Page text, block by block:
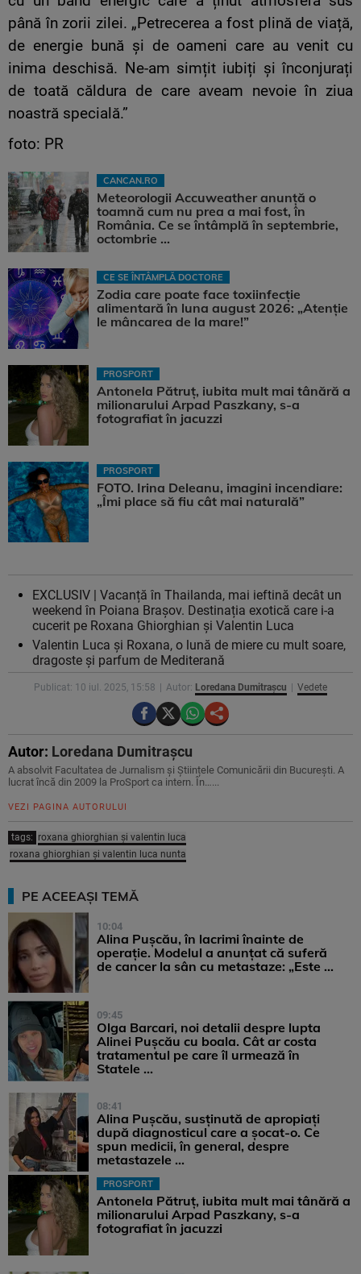
până în zorii zilei. „Petrecerea a fost plină de viață,
de energie bună și de oameni care au venit cu
inima deschisă. Ne-am simțit iubiți și înconjurați
de toată căldura de care aveam nevoie în ziua
noastră specială.”
foto: PR
CANCAN.RO
Meteorologii Accuweather anunță o
toamnă cum nu prea a mai fost, în
România. Ce se întâmplă în septembrie,
octombrie ...
CE SE ÎNTÂMPLĂ DOCTORE
Zodia care poate face toxiinfecție
alimentară în luna august 2026: „Atenție
le mâncarea de la mare!”
PROSPORT
Antonela Pătruț, iubita mult mai tânără a
milionarului Arpad Paszkany, s-a
fotografiat în jacuzzi
PROSPORT
FOTO. Irina Deleanu, imagini incendiare:
„Îmi place să fiu cât mai naturală”
EXCLUSIV | Vacanță în Thailanda, mai ieftină decât un
weekend în Poiana Brașov. Destinația exotică care i-a
cucerit pe Roxana Ghiorghian și Valentin Luca
Valentin Luca și Roxana, o lună de miere cu mult soare,
dragoste și parfum de Mediterană
Publicat: 10 iul. 2025, 15:58 Autor: Loredana Dumitrașcu Vedete
Autor: Loredana Dumitrașcu
A absolvit Facultatea de Jurnalism și Științele Comunicării din București. A
lucrat încă din 2009 la ProSport ca intern. În…...
VEZI PAGINA AUTORULUI
tags: roxana ghiorghian și valentin luca
roxana ghiorghian și valentin luca nunta
PE ACEEAȘI TEMĂ
10:04
Alina Pușcău, în lacrimi înainte de
operație. Modelul a anunțat că suferă
de cancer la sân cu metastaze: „Este ...
09:45
Olga Barcari, noi detalii despre lupta
Alinei Pușcău cu boala. Cât ar costa
tratamentul pe care îl urmează în
Statele ...
08:41
Alina Pușcău, susținută de apropiați
după diagnosticul care a șocat-o. Ce
spun medicii, în general, despre
metastazele ...
PROSPORT
Antonela Pătruț, iubita mult mai tânără a
milionarului Arpad Paszkany, s-a
fotografiat în jacuzzi